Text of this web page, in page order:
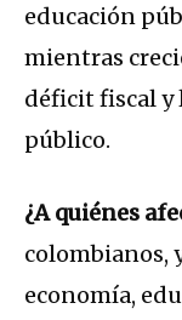
educación
mientras
déficit fiscal y
público.
¿A quiénes
colombianos,
economía,